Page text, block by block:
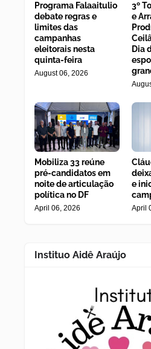
Programa Falaaitulio
debate regras e
limites das
campanhas
eleitorais nesta
quinta-feira
August 06, 2026
3º
e
Dia
Mobiliza 33 reúne
pré-candidatos em
noite de articulação
política no DF
April 06, 2026
e
April
Instituo Aidê Araújo